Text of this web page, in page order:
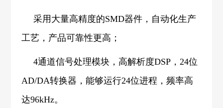
采用大量高精度的SMD器件，自动化生产
工艺，产品可靠性更高；
4通道信号处理模块，高解析度DSP，24位
AD/DA转换器，能够运行24位进程，频率高
达96kHz。